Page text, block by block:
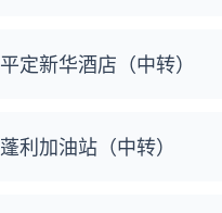
平定新华酒店（中转）
蓬利加油站（中转）